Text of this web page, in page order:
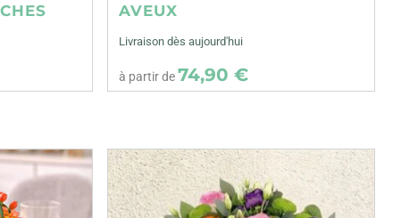
AVEUX
Livraison dès aujourd'hui
à partir de74,90 €